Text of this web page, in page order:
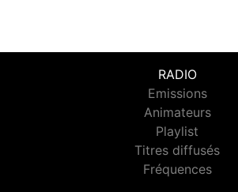
RADIO
Emissions
Animateurs
Playlist
Titres diffusés
Fréquences